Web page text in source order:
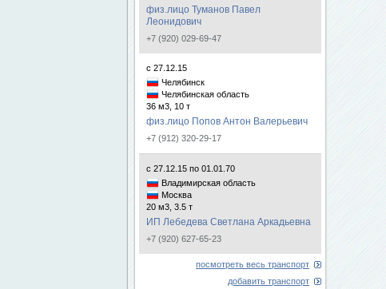
физ.лицо Туманов Павел
Леонидович
+7 (920) 029-69-47
с 27.12.15
Челябинск
Челябинская область
36 м3, 10 т
физ.лицо Попов Антон Валерьевич
+7 (912) 320-29-17
с 27.12.15 по 01.01.70
Владимирская область
Москва
20 м3, 3.5 т
ИП Лебедева Светлана Аркадьевна
+7 (920) 627-65-23
посмотреть весь транспорт
добавить транспорт